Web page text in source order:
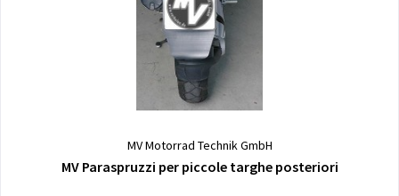
MV Motorrad Technik GmbH
MV Paraspruzzi per piccole targhe posteriori